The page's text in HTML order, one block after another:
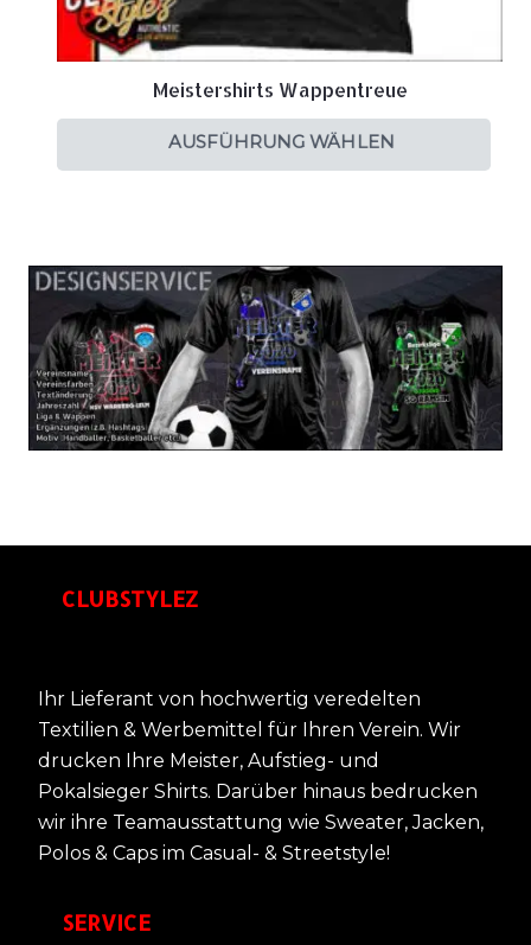
Meistershirts Wappentreue
AUSFÜHRUNG WÄHLEN
CLUBSTYLEZ
Ihr Lieferant von hochwertig veredelten
Textilien & Werbemittel für Ihren Verein. Wir
drucken Ihre Meister, Aufstieg- und
Pokalsieger Shirts. Darüber hinaus bedrucken
wir ihre Teamausstattung wie Sweater, Jacken,
Polos & Caps im Casual- & Streetstyle!
SERVICE